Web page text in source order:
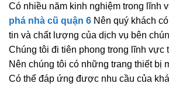
Có nhiều năm kinh nghiệm trong lĩnh
phá nhà cũ quận 6 Nên quý khách
tin và chất lượng của dịch vụ bên
Chúng tôi đi tiên phong trong lĩnh vực
Nên chúng tôi có những trang thiết bị
Có thể đáp ứng được nhu cầu của